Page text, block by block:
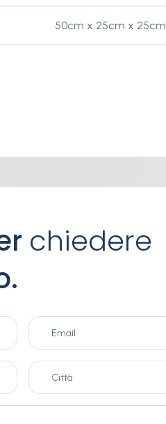
50cm x 25cm x 25cm
chiedere